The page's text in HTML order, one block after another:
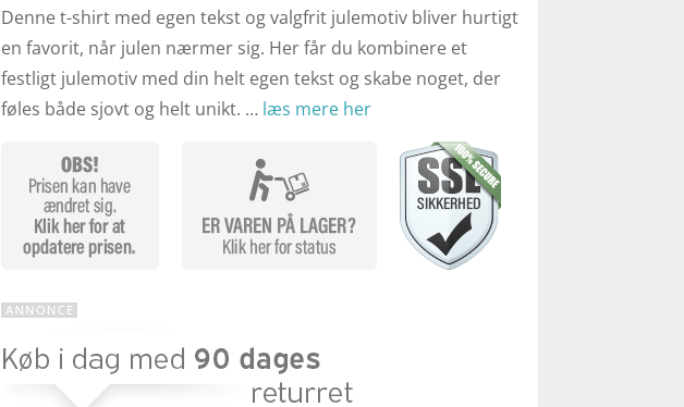
Denne t-shirt med egen tekst og valgfrit julemotiv bliver hurtigt
en favorit, når julen nærmer sig. Her får du kombinere et
festligt julemotiv med din helt egen tekst og skabe noget, der
føles både sjovt og helt unikt. … læs mere her